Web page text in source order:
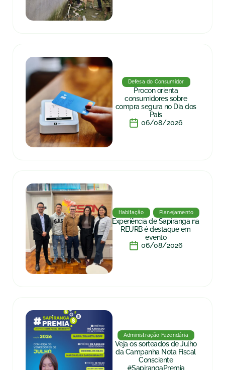
Defesa do Consumidor
Procon orienta
consumidores sobre
compra segura no Dia dos
Pais
06/08/2026
Habitação Planejamento
Experiência de Sapiranga na
REURB é destaque em
evento
06/08/2026
Administração Fazendária
Veja os sorteados de Julho
da Campanha Nota Fiscal
Consciente
#SapirangaPremia